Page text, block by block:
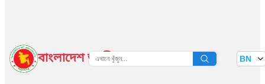
বাংলাদেশ জাতীয় তথ্য বাতায়ন BN